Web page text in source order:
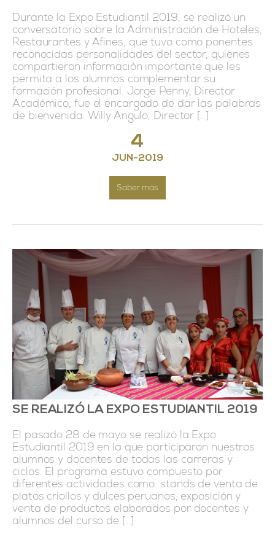
4
JUN-2019
Saber más
Durante la Expo Estudiantil 2019, se realizó un
conversatorio sobre la Administración de Hoteles,
Restaurantes y Afines, que tuvo como ponentes
reconocidas personalidades del sector, quienes
compartieron información importante que les
permita a los alumnos complementar su
formación profesional. Jorge Penny, Director
Académico, fue el encargado de dar las palabras
de bienvenida. Willy Angulo, Director […]
SE REALIZÓ LA EXPO ESTUDIANTIL 2019
El pasado 28 de mayo se realizó la Expo
Estudiantil 2019 en la que participaron nuestros
alumnos y docentes de todas las carreras y
ciclos. El programa estuvo compuesto por
diferentes actividades como: stands de venta de
platos criollos y dulces peruanos; exposición y
venta de productos elaborados por docentes y
alumnos del curso de […]